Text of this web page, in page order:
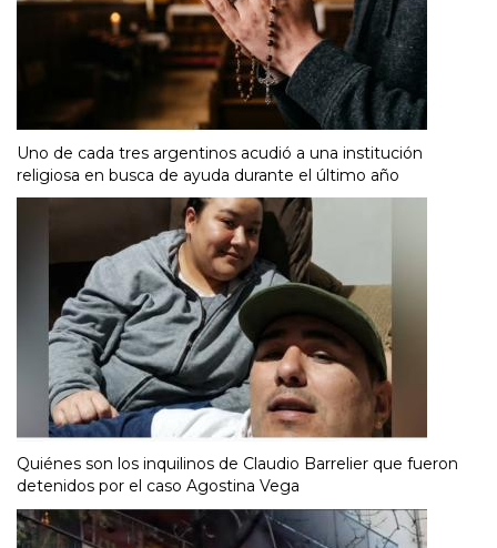
Uno de cada tres argentinos acudió a una institución
religiosa en busca de ayuda durante el último año
Quiénes son los inquilinos de Claudio Barrelier que fueron
detenidos por el caso Agostina Vega